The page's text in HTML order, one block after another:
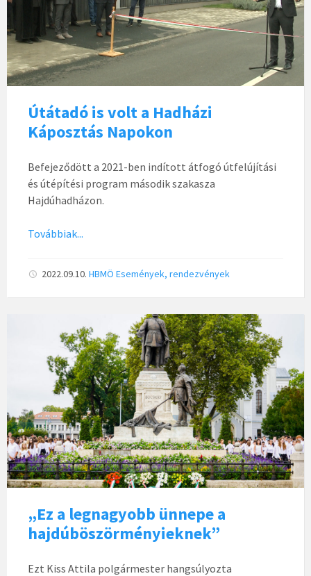
Útátadó is volt a Hadházi
Káposztás Napokon
Befejeződött a 2021-ben indított átfogó útfelújítási
és útépítési program második szakasza
Hajdúhadházon.
Továbbiak...
2022.09.10. HBMÖ Események, rendezvények
„Ez a legnagyobb ünnepe a
hajdúböszörményieknek”
Ezt Kiss Attila polgármester hangsúlyozta